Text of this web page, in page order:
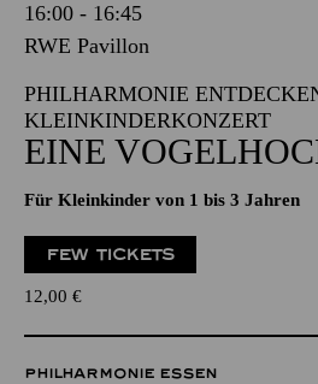
16:00 - 16:45
RWE Pavillon
PHILHARMONIE
KLEINKINDERKONZERT
EINE
Für Kleinkinder von 1 bis 3 Jahren
FEW TICKETS
12,00 €
PHILHARMONIE ESSEN